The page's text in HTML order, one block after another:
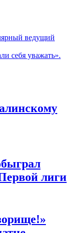
ведущий
себя уважать».
лиги